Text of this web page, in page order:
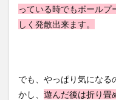
っている時でもボールプ
しく発散出来ます。
でも、やっぱり気になる
かし、 遊んだ後は折り畳